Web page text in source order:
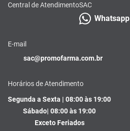
Central de AtendimentoSAC
Whatsapp
E-mail
sac@promofarma.com.br
Horários de Atendimento
Segunda a Sexta | 08:00 às 19:00
Sábado| 08:00 às 19:00
Exceto Feriados